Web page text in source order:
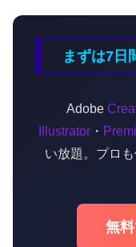
まずは7日
Adobe
Illustrator・
い放題。プロ
無